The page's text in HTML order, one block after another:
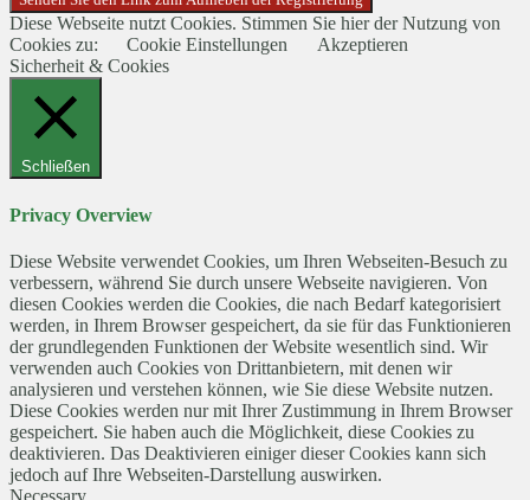
Diese Webseite nutzt Cookies. Stimmen Sie hier der Nutzung von
Cookies zu:
Cookie Einstellungen
Akzeptieren
Sicherheit & Cookies
Schließen
Privacy Overview
Diese Website verwendet Cookies, um Ihren Webseiten-Besuch zu
verbessern, während Sie durch unsere Webseite navigieren. Von
diesen Cookies werden die Cookies, die nach Bedarf kategorisiert
werden, in Ihrem Browser gespeichert, da sie für das Funktionieren
der grundlegenden Funktionen der Website wesentlich sind. Wir
verwenden auch Cookies von Drittanbietern, mit denen wir
analysieren und verstehen können, wie Sie diese Website nutzen.
Diese Cookies werden nur mit Ihrer Zustimmung in Ihrem Browser
gespeichert. Sie haben auch die Möglichkeit, diese Cookies zu
deaktivieren. Das Deaktivieren einiger dieser Cookies kann sich
jedoch auf Ihre Webseiten-Darstellung auswirken.
Necessary